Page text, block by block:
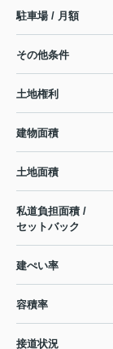
駐車場 / 月額
その他条件
土地権利
建物面積
土地面積
私道負担面積 /
セットバック
建ぺい率
容積率
接道状況